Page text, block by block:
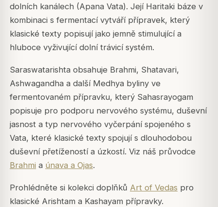
dolních kanálech (Apana Vata). Její Haritaki báze v
kombinaci s fermentací vytváří přípravek, který
klasické texty popisují jako jemně stimulující a
hluboce vyživující dolní trávicí systém.
Saraswatarishta obsahuje Brahmi, Shatavari,
Ashwagandha a další Medhya byliny ve
fermentovaném přípravku, který Sahasrayogam
popisuje pro podporu nervového systému, duševní
jasnost a typ nervového vyčerpání spojeného s
Vata, které klasické texty spojují s dlouhodobou
duševní přetížeností a úzkostí. Viz náš průvodce
Brahmi a únava a Ojas.
Prohlédněte si kolekci doplňků Art of Vedas pro
klasické Arishtam a Kashayam přípravky.